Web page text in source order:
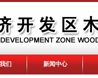
们 新闻中心